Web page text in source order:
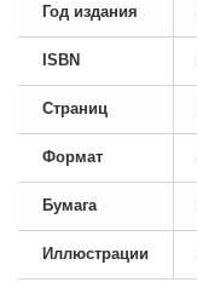
Год издания
ISBN
Страниц
Формат
Бумага
Иллюстрации